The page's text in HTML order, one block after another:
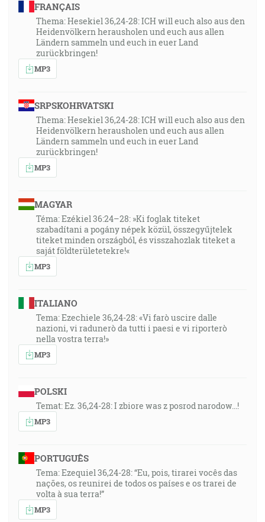
FRANÇAIS
Thema: Hesekiel 36,24-28: ICH will euch also aus den
Heidenvölkern herausholen und euch aus allen
Ländern sammeln und euch in euer Land
zurückbringen!
MP3
SRPSKOHRVATSKI
Thema: Hesekiel 36,24-28: ICH will euch also aus den
Heidenvölkern herausholen und euch aus allen
Ländern sammeln und euch in euer Land
zurückbringen!
MP3
MAGYAR
Téma: Ezékiel 36:24–28: »Ki foglak titeket
szabadítani a pogány népek közül, összegyűjtelek
titeket minden országból, és visszahozlak titeket a
saját földterületetekre!«
MP3
ITALIANO
Tema: Ezechiele 36,24-28: «Vi farò uscire dalle
nazioni, vi radunerò da tutti i paesi e vi riporterò
nella vostra terra!»
MP3
POLSKI
Temat: Ez. 36,24-28: I zbiore was z posrod narodow...!
MP3
PORTUGUÊS
Tema: Ezequiel 36,24-28: “Eu, pois, tirarei vocês das
nações, os reunirei de todos os países e os trarei de
volta à sua terra!”
MP3